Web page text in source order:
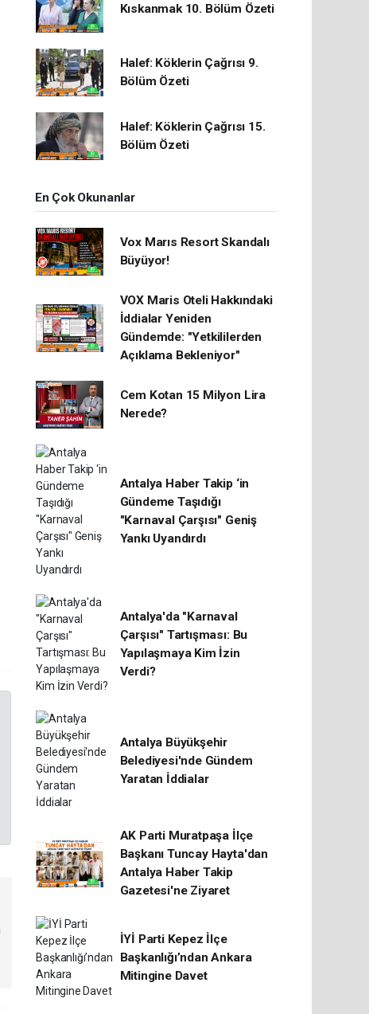
Kıskanmak 10. Bölüm Özeti
Halef: Köklerin Çağrısı 9.
Bölüm Özeti
Halef: Köklerin Çağrısı 15.
Bölüm Özeti
En Çok Okunanlar
Vox Marıs Resort Skandalı
Büyüyor!
VOX Maris Oteli Hakkındaki
İddialar Yeniden
Gündemde: "Yetkililerden
Açıklama Bekleniyor"
Cem Kotan 15 Milyon Lira
Nerede?
Antalya Haber Takip ‘in
Gündeme Taşıdığı
"Karnaval Çarşısı" Geniş
Yankı Uyandırdı
Antalya'da "Karnaval
Çarşısı" Tartışması: Bu
Yapılaşmaya Kim İzin
Verdi?
Antalya Büyükşehir
Belediyesi'nde Gündem
Yaratan İddialar
AK Parti Muratpaşa İlçe
Başkanı Tuncay Hayta'dan
Antalya Haber Takip
Gazetesi'ne Ziyaret
İYİ Parti Kepez İlçe
Başkanlığı’ndan Ankara
Mitingine Davet